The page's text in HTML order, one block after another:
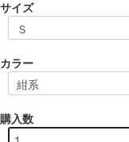
サイズ
カラー
購入数